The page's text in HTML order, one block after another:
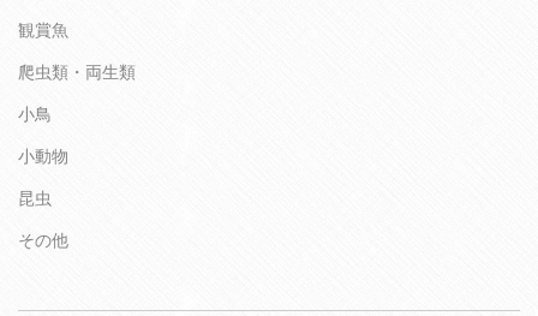
観賞魚
爬虫類・両生類
小鳥
小動物
昆虫
その他